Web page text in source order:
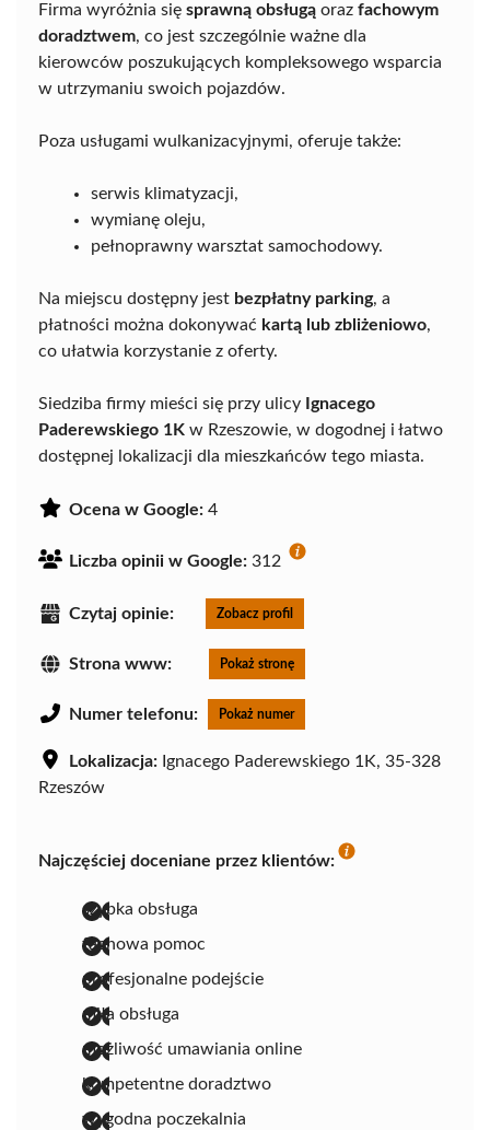
Firma wyróżnia się sprawną obsługą oraz fachowym
doradztwem, co jest szczególnie ważne dla
kierowców poszukujących kompleksowego wsparcia
w utrzymaniu swoich pojazdów.
Poza usługami wulkanizacyjnymi, oferuje także:
serwis klimatyzacji,
wymianę oleju,
pełnoprawny warsztat samochodowy.
Na miejscu dostępny jest bezpłatny parking, a
płatności można dokonywać kartą lub zbliżeniowo,
co ułatwia korzystanie z oferty.
Siedziba firmy mieści się przy ulicy Ignacego
Paderewskiego 1K w Rzeszowie, w dogodnej i łatwo
dostępnej lokalizacji dla mieszkańców tego miasta.
Ocena w Google: 4
Liczba opinii w Google: 312
Czytaj opinie: Zobacz profil
Strona www: Pokaż stronę
Numer telefonu: Pokaż numer
Lokalizacja: Ignacego Paderewskiego 1K, 35-328
Rzeszów
Najczęściej doceniane przez klientów:
szybka obsługa
fachowa pomoc
profesjonalne podejście
miła obsługa
możliwość umawiania online
kompetentne doradztwo
wygodna poczekalnia